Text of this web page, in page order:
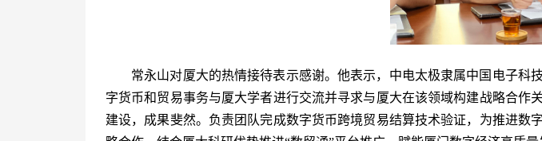
常永山对厦大的热情接待表示感谢。他表示，中电太极隶属中国电子
字货币和贸易事务与厦大学者进行交流并寻求与厦大在该领域构建战略合作
建设，成果斐然。负责团队完成数字货币跨境贸易结算技术验证，为推进